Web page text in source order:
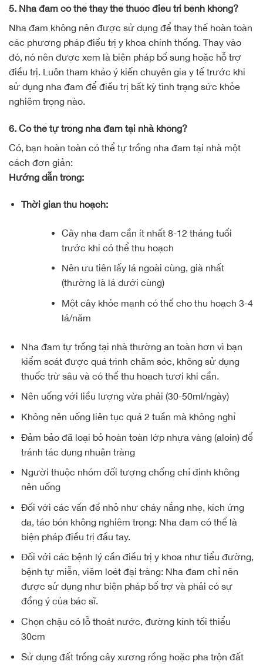
5. Nha đam có thể thay thế thuốc điều trị bệnh không?
Nha đam không nên được sử dụng để thay thế hoàn toàn
các phương pháp điều trị y khoa chính thống. Thay vào
đó, nó nên được xem là biện pháp bổ sung hoặc hỗ trợ
điều trị. Luôn tham khảo ý kiến chuyên gia y tế trước khi
sử dụng nha đam để điều trị bất kỳ tình trạng sức khỏe
nghiêm trọng nào.
6. Có thể tự trồng nha đam tại nhà không?
Có, bạn hoàn toàn có thể tự trồng nha đam tại nhà một
cách đơn giản:
Hướng dẫn trồng:
Thời gian thu hoạch:
Cây nha đam cần ít nhất 8-12 tháng tuổi
trước khi có thể thu hoạch
Nên ưu tiên lấy lá ngoài cùng, già nhất
(thường là lá dưới cùng)
Một cây khỏe mạnh có thể cho thu hoạch 3-4
lá/năm
Nha đam tự trồng tại nhà thường an toàn hơn vì bạn
kiểm soát được quá trình chăm sóc, không sử dụng
thuốc trừ sâu và có thể thu hoạch tươi khi cần.
Nên uống với liều lượng vừa phải (30-50ml/ngày)
Không nên uống liên tục quá 2 tuần mà không nghỉ
Đảm bảo đã loại bỏ hoàn toàn lớp nhựa vàng (aloin) để
tránh tác dụng nhuận tràng
Người thuộc nhóm đối tượng chống chỉ định không
nên uống
Đối với các vấn đề nhỏ như cháy nắng nhẹ, kích ứng
da, táo bón không nghiêm trọng: Nha đam có thể là
biện pháp điều trị đầu tay.
Đối với các bệnh lý cần điều trị y khoa như tiểu đường,
bệnh tự miễn, viêm loét đại tràng: Nha đam chỉ nên
được sử dụng như biện pháp bổ trợ và phải có sự
đồng ý của bác sĩ.
Chọn chậu có lỗ thoát nước, đường kính tối thiểu
30cm
Sử dụng đất trồng cây xương rồng hoặc pha trộn đất